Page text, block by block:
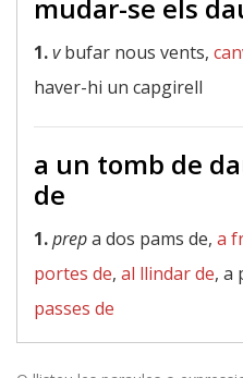
mudar-se els
1.vbufar nous vents,
haver-hi un capgirell
a un tomb de
de
1.prepa dos pams de, a
portes de, al llindar de, a
passes de